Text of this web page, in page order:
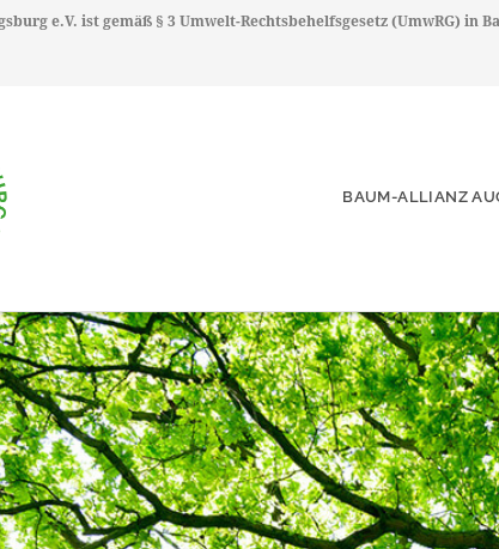
e.V. ist gemäß § 3 Umwelt-Rechtsbehelfsgesetz (UmwRG) in
BAUM-ALLIANZ